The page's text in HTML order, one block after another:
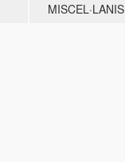
MISCEL·LANIS